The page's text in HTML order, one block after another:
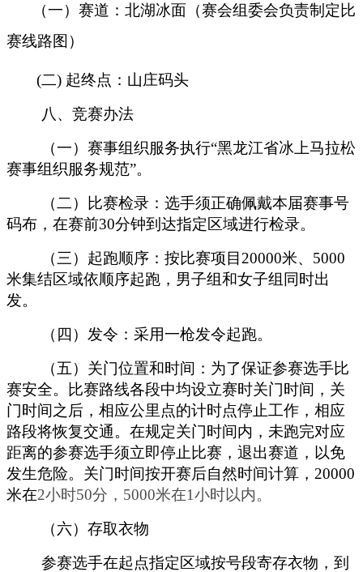
（一）赛道：北湖冰面（赛会组委会负责制定比
赛线路图）
(二) 起终点：山庄码头
八、竞赛办法
（一）赛事组织服务执行“黑龙江省冰上马拉松
赛事组织服务规范”。
（二）比赛检录：选手须正确佩戴本届赛事号
码布，在赛前30分钟到达指定区域进行检录。
（三）起跑顺序：按比赛项目20000米、5000
米集结区域依顺序起跑，男子组和女子组同时出
发。
（四）发令：采用一枪发令起跑。
（五）关门位置和时间：为了保证参赛选手比
赛安全。比赛路线各段中均设立赛时关门时间，关
门时间之后，相应公里点的计时点停止工作，相应
路段将恢复交通。在规定关门时间内，未跑完对应
距离的参赛选手须立即停止比赛，退出赛道，以免
发生危险。关门时间按开赛后自然时间计算，20000
米在2小时50分，5000米在1小时以内。
（六）存取衣物
参赛选手在起点指定区域按号段寄存衣物，到